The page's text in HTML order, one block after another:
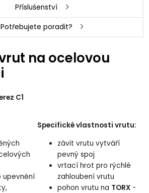
Příslušenství
Potřebujete poradit?
na ocelovou
C1
upevnění
Specifické vlastnosti vrutu:
závit vrutu vytváří
pevný spoj
vrtací hrot pro rýchlé
zahloubení vrutu
pohon vrutu na TORX -